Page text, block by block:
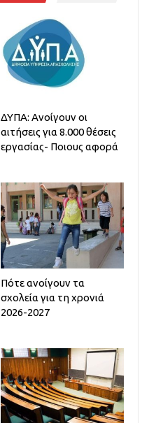
ΔΥΠΑ: Ανοίγουν οι
αιτήσεις για 8.000 θέσεις
εργασίας- Ποιους αφορά
Πότε ανοίγουν τα
σχολεία για τη χρονιά
2026-2027